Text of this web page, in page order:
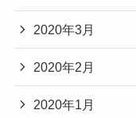
2020年3月
2020年2月
2020年1月